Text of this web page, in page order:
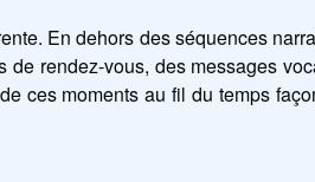
En dehors des séquences
rendez-vous, des messages
ces moments au fil du temps